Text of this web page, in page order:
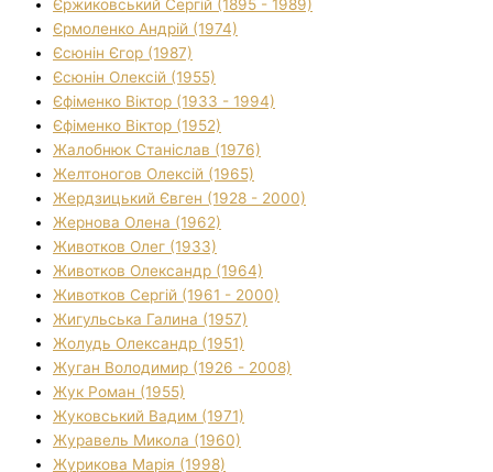
Єржиковський Сергій (1895 - 1989)
Єрмоленко Андрій (1974)
Єсюнін Єгор (1987)
Єсюнін Олексій (1955)
Єфіменко Віктор (1933 - 1994)
Єфіменко Віктор (1952)
Жалобнюк Станіслав (1976)
Желтоногов Олексій (1965)
Жердзицький Євген (1928 - 2000)
Жернова Олена (1962)
Животков Олег (1933)
Животков Олександр (1964)
Животков Сергій (1961 - 2000)
Жигульська Галина (1957)
Жолудь Олександр (1951)
Жуган Володимир (1926 - 2008)
Жук Роман (1955)
Жуковський Вадим (1971)
Журавель Микола (1960)
Журикова Марія (1998)